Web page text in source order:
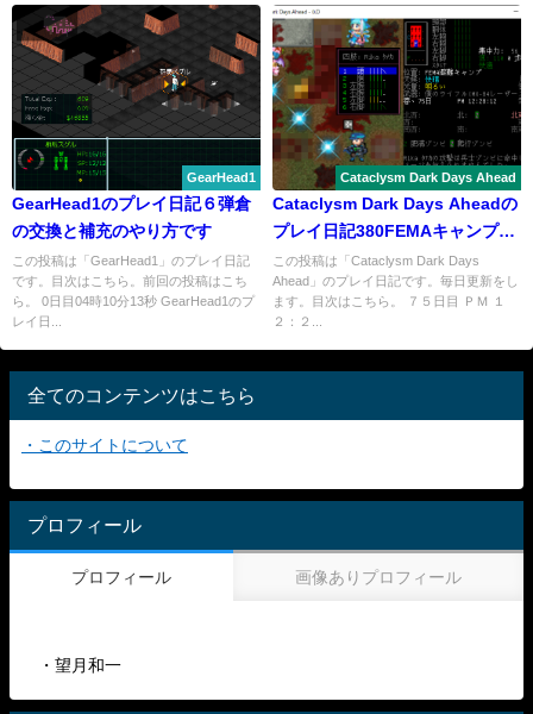
GearHead1
GearHead1のプレイ日記６弾倉
の交換と補充のやり方です
この投稿は「GearHead1」のプレイ日記
です。目次はこちら。前回の投稿はこち
ら。 0日目04時10分13秒 GearHead1のプ
レイ日...
Cataclysm Dark Days Ahead
Cataclysm Dark Days Aheadの
プレイ日記380FEMAキャンプ
（ﾚｽﾀｰの東）の戦い３
この投稿は「Cataclysm Dark Days
Ahead」のプレイ日記です。毎日更新をし
ます。目次はこちら。 ７５日目 ＰＭ １
２：２...
全てのコンテンツはこちら
・このサイトについて
プロフィール
プロフィール 画像ありプロフィール
・望月和一